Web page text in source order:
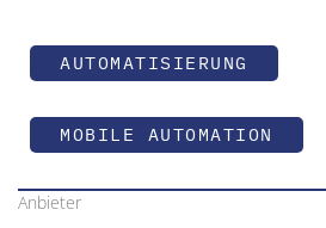
AUTOMATISIERUNG
MOBILE AUTOMATION
Anbieter